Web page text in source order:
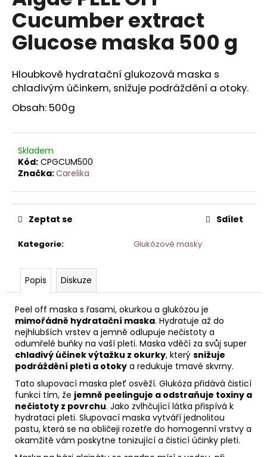
0,0
z
5
hvězdiček.
Cucumber extract
Glucose maska 500 g
Hloubkově hydratační glukozová maska s
chladivým účinkem, snižuje podráždění a otoky.
Obsah: 500g
Skladem
Kód: CPGCUM500
Značka:Carelika
Kategorie: Glukózové masky
Zeptat se Sdílet
Popis Diskuze
Peel off maska s řasami, okurkou a glukózou je
mimořádně hydratační maska. Hydratuje až do
nejhlubších vrstev a jemně odlupuje nečistoty a
odumřelé buňky na vaší pleti. Maska vděčí za svůj super
chladivý účinek výtažku z okurky, který snižuje
podráždění pleti a otoky a redukuje tmavé skvrny.
Tato slupovací maska pleť osvěží. Glukóza přidává čisticí
funkci tím, že jemně peelinguje a odstraňuje toxiny a
nečistoty z povrchu. Jako zvlhčující látka přispívá k
hydrataci pleti. Slupovací maska vytváří jednolitou
pastu, která se na obličeji rozetře do homogenní vrstvy a
okamžitě vám poskytne tonizující a čisticí účinky pleti.
a
j
í
?
D
o
p
j
e
m
e
ORCHID
STEM
CELL
KRÉM
PRO
CITLIVOU
PLEŤ
50ML
HOME